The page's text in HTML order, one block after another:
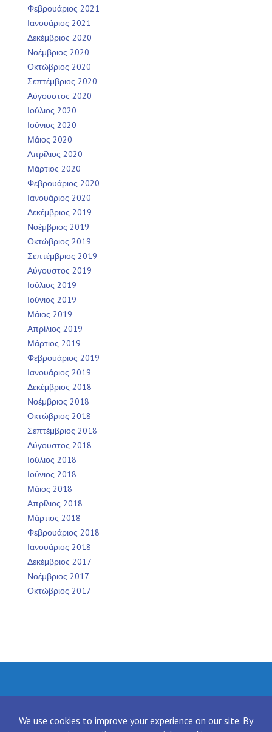
Φεβρουάριος 2021
Ιανουάριος 2021
Δεκέμβριος 2020
Νοέμβριος 2020
Οκτώβριος 2020
Σεπτέμβριος 2020
Αύγουστος 2020
Ιούλιος 2020
Ιούνιος 2020
Μάιος 2020
Απρίλιος 2020
Μάρτιος 2020
Φεβρουάριος 2020
Ιανουάριος 2020
Δεκέμβριος 2019
Νοέμβριος 2019
Οκτώβριος 2019
Σεπτέμβριος 2019
Αύγουστος 2019
Ιούλιος 2019
Ιούνιος 2019
Μάιος 2019
Απρίλιος 2019
Μάρτιος 2019
Φεβρουάριος 2019
Ιανουάριος 2019
Δεκέμβριος 2018
Νοέμβριος 2018
Οκτώβριος 2018
Σεπτέμβριος 2018
Αύγουστος 2018
Ιούλιος 2018
Ιούνιος 2018
Μάιος 2018
Απρίλιος 2018
Μάρτιος 2018
Φεβρουάριος 2018
Ιανουάριος 2018
Δεκέμβριος 2017
Νοέμβριος 2017
Οκτώβριος 2017